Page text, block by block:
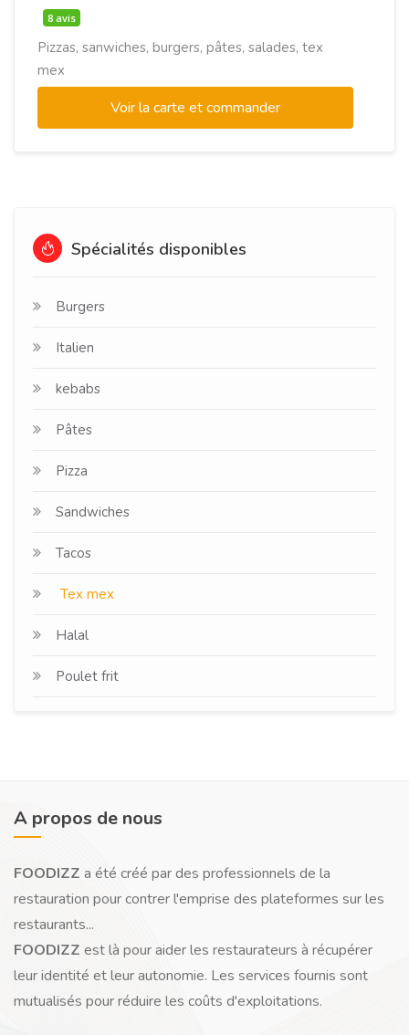
8 avis
Pizzas, sanwiches, burgers, pâtes, salades, tex
mex
Voir la carte et commander
Spécialités disponibles
Burgers
Italien
kebabs
Pâtes
Pizza
Sandwiches
Tacos
Tex mex
Halal
Poulet frit
A propos de nous
FOODIZZ a été créé par des professionnels de la
restauration pour contrer l'emprise des plateformes sur les
restaurants...
FOODIZZ est là pour aider les restaurateurs à récupérer
leur identité et leur autonomie. Les services fournis sont
mutualisés pour réduire les coûts d'exploitations.